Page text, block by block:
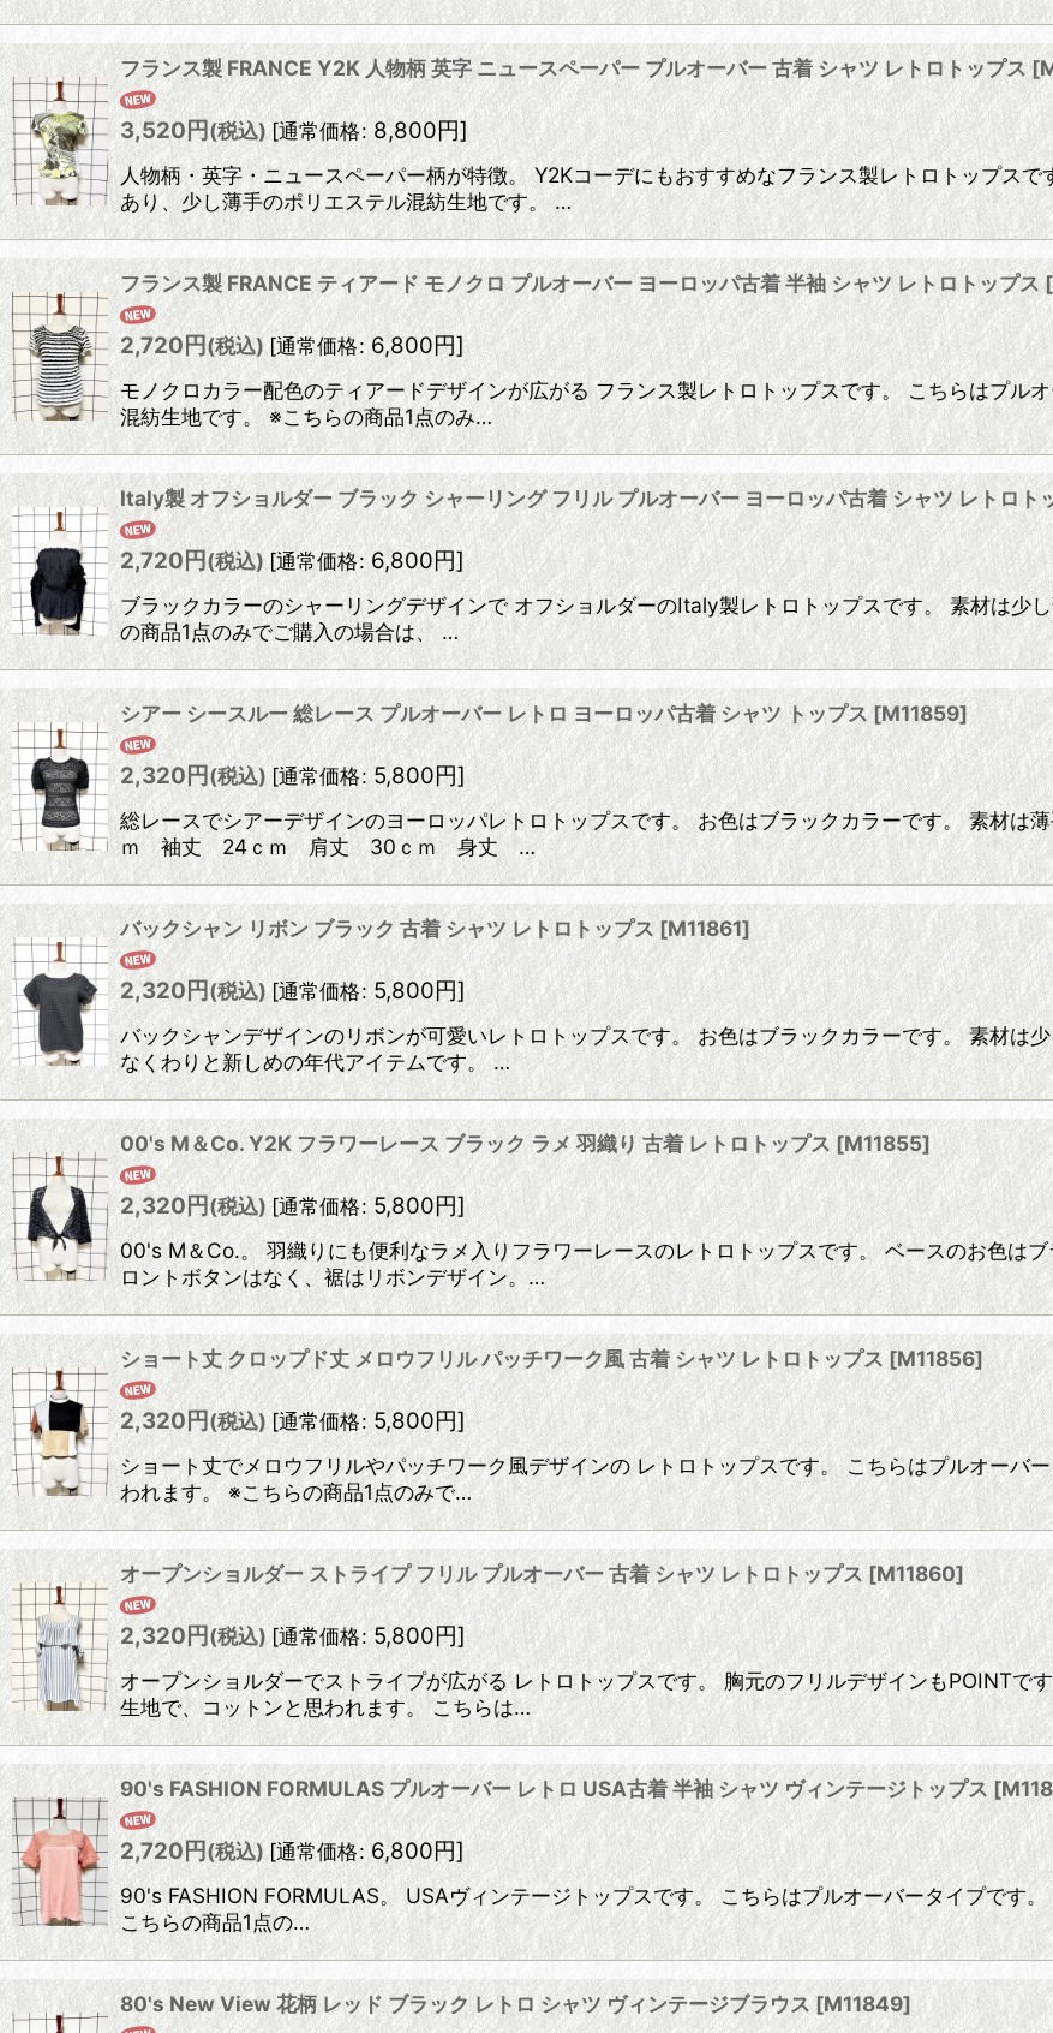
フランス製 FRANCE Y2K 人物柄 英字 ニュースペーパー プルオーバー 古着 シャツ レトロトップス [
3,520円(税込) [通常価格: 8,800円]
人物柄・英字・ニュースペーパー柄が特徴。 Y2Kコーデにもおすすめなフランス製レトロトップス
あり、少し薄手のポリエステル混紡生地です。 …
フランス製 FRANCE ティアード モノクロ プルオーバー ヨーロッパ古着 半袖 シャツ レトロトップス [
2,720 円(税込) [通常価格: 6,800円]
モノクロカラー配色のティアードデザインが広がる フランス製レトロトップスです。 こちらはプル
混紡生地です。 ※こちらの商品1点のみ…
Italy製 オフショルダー ブラック シャーリング フリル プルオーバー ヨーロッパ古着 シャツ レトロト
2,720円(税込) [通常価格: 6,800円]
ブラックカラーのシャーリングデザインで オフショルダーのItaly製レトロトップスです。 素材は少
の商品1点のみでご購入の場合は、 …
シアー シースルー 総レース プルオーバー レトロ ヨーロッパ古着 シャツ トップス[M11859]
2,320円(税込) [通常価格: 5,800円]
総レースでシアーデザインのヨーロッパレトロトップスです。 お色はブラックカラーです。 素材
ｍ 袖丈 24ｃｍ 肩丈 30ｃｍ 身丈 …
バックシャン リボン ブラック 古着 シャツ レトロトップス[M11861]
2,320円(税込) [通常価格: 5,800円]
バックシャンデザインのリボンが可愛いレトロトップスです。 お色はブラックカラーです。 素材は
なくわりと新しめの年代アイテムです。 …
00's M＆Co. Y2K フラワーレース ブラック ラメ 羽織り 古着 レトロトップス [M11855]
2,320円(税込) [通常価格: 5,800円]
00's M＆Co.。 羽織りにも便利なラメ入りフラワーレースのレトロトップスです。 ベースのお色は
ロントボタンはなく、裾はリボンデザイン。…
ショート丈 クロップド丈 メロウフリル パッチワーク風 古着 シャツ レトロトップス [M11856]
2,320円(税込) [通常価格: 5,800円]
ショート丈でメロウフリルやパッチワーク風デザインの レトロトップスです。 こちらはプルオーバ
われます。 ※こちらの商品1点のみで…
オープンショルダー ストライプ フリル プルオーバー 古着 シャツ レトロトップス [M11860]
2,320円(税込) [通常価格: 5,800円]
オープンショルダーでストライプが広がる レトロトップスです。 胸元のフリルデザインもPOINTで
生地で、コットンと思われます。 こちらは…
90's FASHION FORMULAS プルオーバー レトロ USA古着 半袖 シャツ ヴィンテージトップス[
2,720円(税込) [通常価格: 6,800円]
90's FASHION FORMULAS。 USAヴィンテージトップスです。 こちらはプルオーバータイプです
こちらの商品1点の…
80's New View 花柄 レッド ブラック レトロ シャツ ヴィンテージブラウス [M11849]